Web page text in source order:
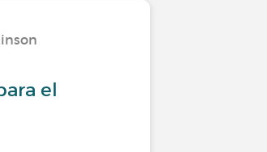
el